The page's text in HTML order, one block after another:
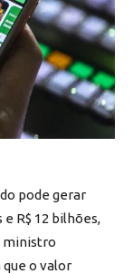
pode gerar
R$ 12 bilhões,
ministro
que o valor